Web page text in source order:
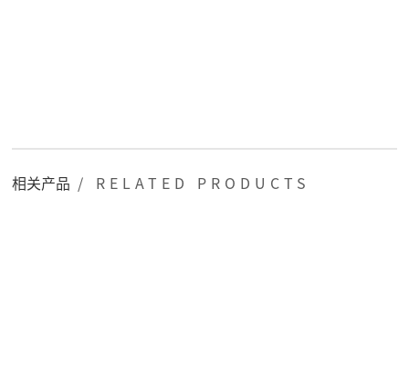
相关产品 / RELATED PRODUCTS